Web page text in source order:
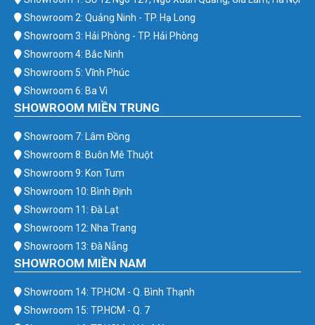
Showroom 2: Quảng Ninh - TP. Hạ Long
Showroom 3: Hải Phòng - TP. Hải Phòng
Showroom 4: Bắc Ninh
Showroom 5: Vĩnh Phúc
Showroom 6: Ba Vì
SHOWROOM MIỀN TRUNG
Showroom 7: Lâm Đồng
Showroom 8: Buôn Mê Thuột
Showroom 9: Kon Tum
Showroom 10: Bình Định
Showroom 11: Đà Lạt
Showroom 12: Nha Trang
Showroom 13: Đà Nẵng
SHOWROOM MIỀN NAM
Showroom 14: TP.HCM - Q. Bình Thạnh
Showroom 15: TP.HCM - Q. 7